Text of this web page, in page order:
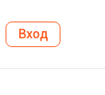
Вход